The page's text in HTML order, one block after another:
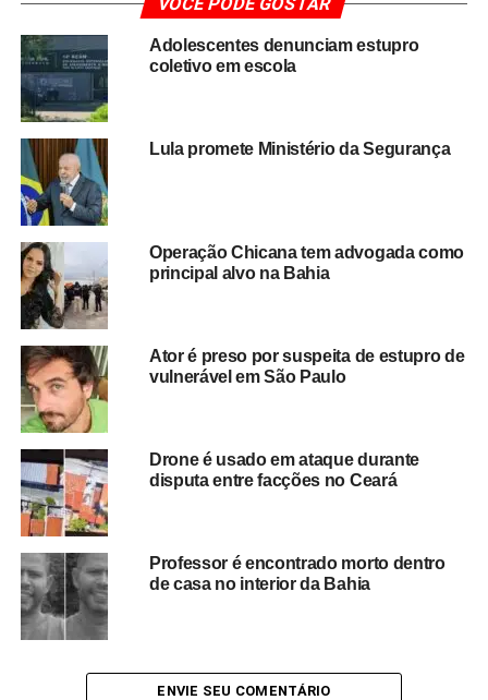
para os baianos.
TÓPICOS RELACIONADOS
COMBATE À CRIMINALIDADE
GOVERNO DA BAHIA
INVESTIGAÇÃO POLICIAL
PATRULHAMENTO
POLÍCIA CIVIL
POLÍCIA MILITAR
REFORÇO NA SEGURANÇA
SEGURANÇA PÚBLICA
VIATURAS POLICIAIS
PRÓXIMO
Larissa Moraes participa de entregas em
Guanambi e anuncia investimento de R$ 6
milhões em abastecimento de água
Tiroteio assusta moradores do Costa Azul em
Salvador
Adolescentes denunciam estupro
coletivo em escola
Lula promete Ministério da Segurança
Operação Chicana tem advogada como
principal alvo na Bahia
Ator é preso por suspeita de estupro de
vulnerável em São Paulo
Drone é usado em ataque durante
disputa entre facções no Ceará
Professor é encontrado morto dentro
de casa no interior da Bahia
ENVIE SEU COMENTÁRIO